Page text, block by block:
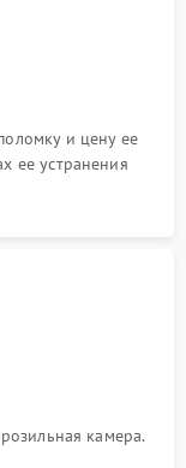
и цену ее
ее устранения
камера.